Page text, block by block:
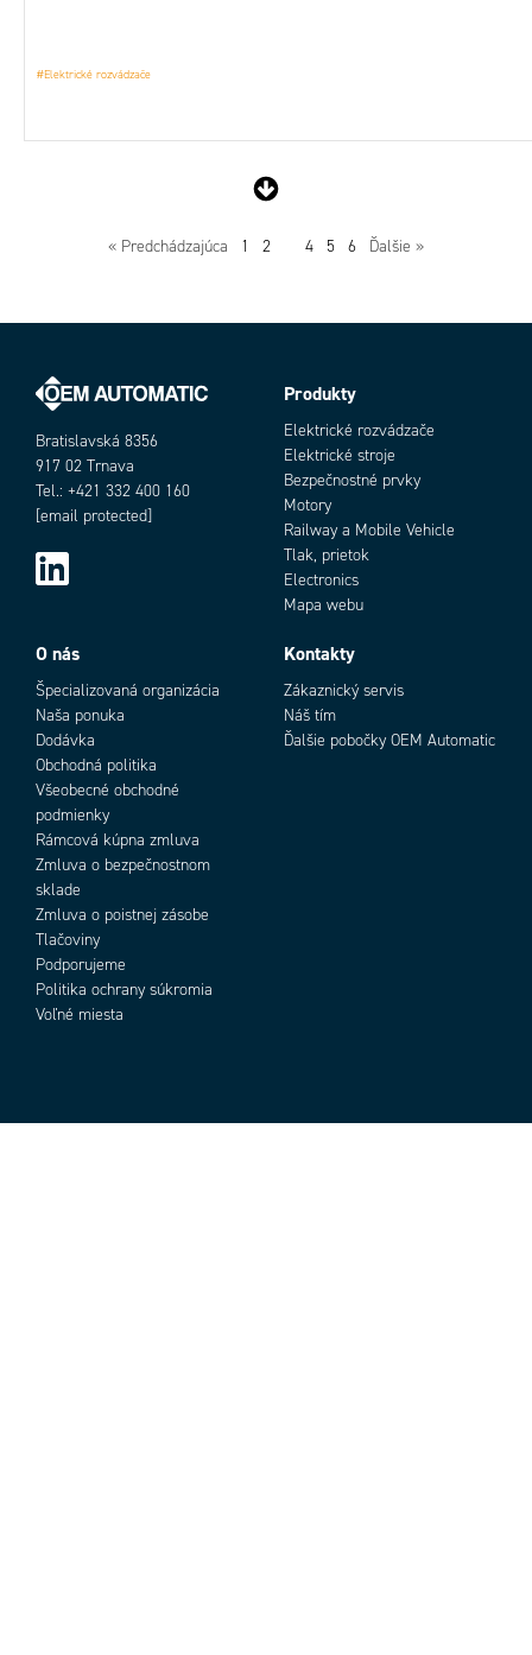
#Elektrické rozvádzače
« Predchádzajúca 1 2 4 5 6 Ďalšie »
Bratislavská 8356
917 02 Trnava
Tel.: +421 332 400 160
[email protected]
Produkty
Elektrické rozvádzače
Elektrické stroje
Bezpečnostné prvky
Motory
Railway a Mobile Vehicle
Tlak, prietok
Electronics
Mapa webu
O nás
Špecializovaná organizácia
Naša ponuka
Dodávka
Obchodná politika
Všeobecné obchodné
podmienky
Rámcová kúpna zmluva
Zmluva o bezpečnostnom
sklade
Zmluva o poistnej zásobe
Tlačoviny
Podporujeme
Politika ochrany súkromia
Voľné miesta
Kontakty
Zákaznický servis
Náš tím
Ďalšie pobočky OEM Automatic